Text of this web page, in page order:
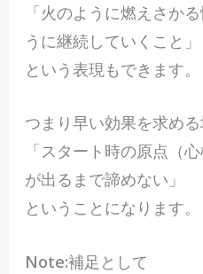
「火のように燃えさか
うに継続していくこと」
という表現もできます。
つまり早い効果を求める
「スタート時の原点（
が出るまで諦めない」
ということになります。
Note:補足として